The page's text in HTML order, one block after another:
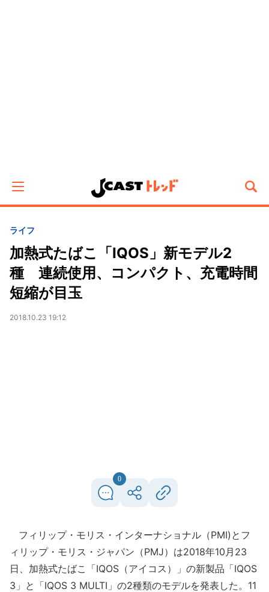
ライフ
加熱式たばこ「IQOS」新モデル2
種 連続使用、コンパクト、充電時間
短縮が目玉
2018.10.23 19:12
0
フィリップ・モリス・インターナショナル（PMI)とフ
ィリップ・モリス・ジャパン（PMJ）は2018年10月23
日、加熱式たばこ「IQOS（アイコス）」の新製品「IQOS
3」と「IQOS 3 MULTI」の2種類のモデルを発表した。11